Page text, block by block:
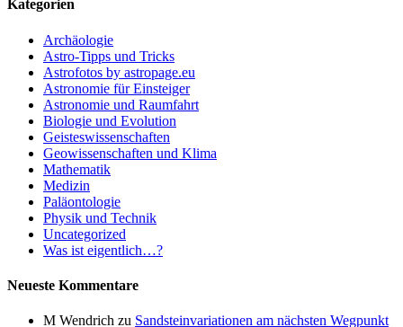
Kategorien
Archäologie
Astro-Tipps und Tricks
Astrofotos by astropage.eu
Astronomie für Einsteiger
Astronomie und Raumfahrt
Biologie und Evolution
Geisteswissenschaften
Geowissenschaften und Klima
Mathematik
Medizin
Paläontologie
Physik und Technik
Uncategorized
Was ist eigentlich…?
Neueste Kommentare
M Wendrich zu Sandsteinvariationen am nächsten Wegpunkt